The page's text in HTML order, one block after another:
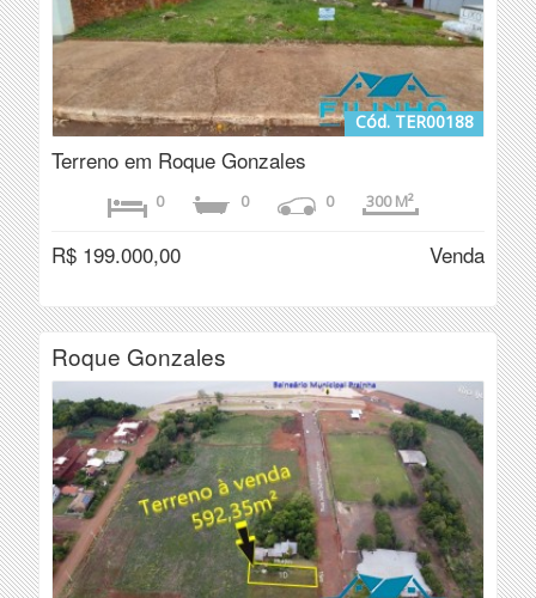
Cód. TER00188
Terreno em Roque Gonzales
0 0 0 300 M²
R$ 199.000,00 Venda
Roque Gonzales